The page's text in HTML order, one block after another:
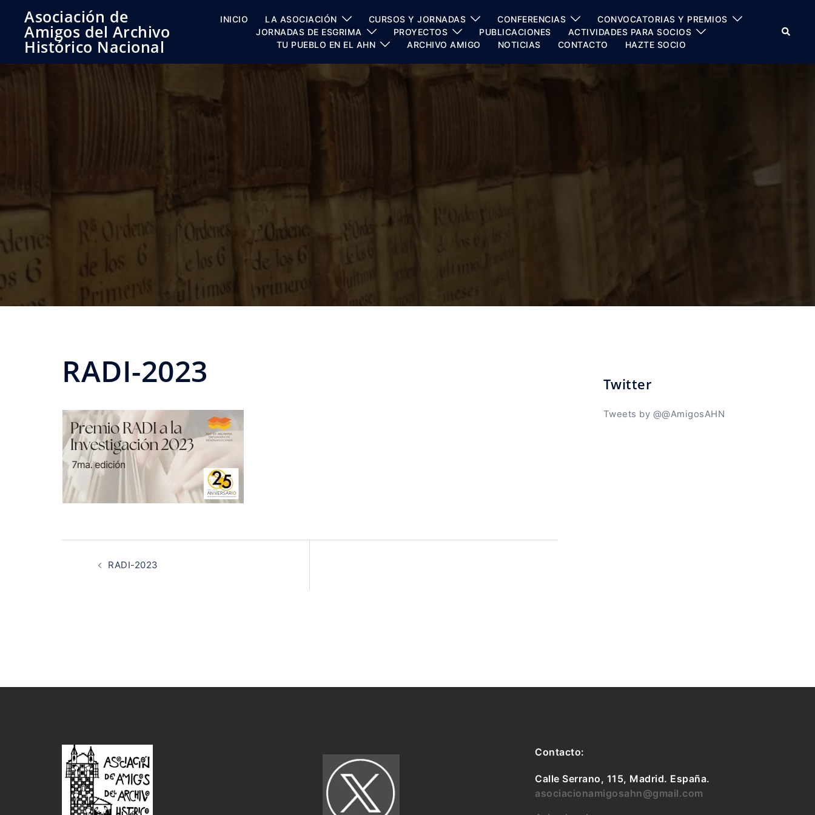
contenido
Asociación de
Amigos del Archivo
Histórico Nacional
INICIO LA ASOCIACIÓN CURSOS Y JORNADAS CONFERENCIAS
CONVOCATORIAS Y PREMIOS
JORNADAS DE ESGRIMA
PROYECTOS PUBLICACIONES
ACTIVIDADES PARA SOCIOS
TU PUEBLO EN EL AHN
ARCHIVO AMIGO NOTICIAS CONTACTO HAZTE SOCIO
Buscar
RADI-2023
Navegación
RADI-2023
Twitter
Tweets by @@AmigosAHN
Contacto:
Calle Serrano, 115, Madrid. España.
asociacionamigosahn@gmail.com